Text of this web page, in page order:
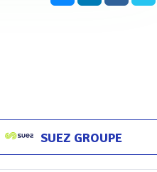
: la rareté de la
SUEZ GROUPE